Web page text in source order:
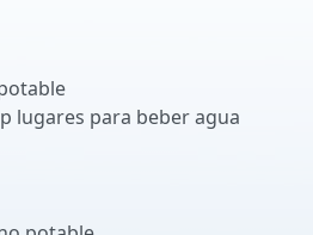
lugares para beber agua